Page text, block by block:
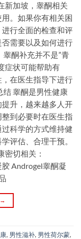
新加坡，睾酮相关
。如果你有相关困
行全面的检查和评
需要以及如何进行
酮补充并不是”青
症状可能帮助有
在医生指导下进行
结 睾酮是男性健康
升，越来越多人开
到必要时在医生指
科学的方式维持健
评估、合理干预。
密切相关：
Androgel睾酮凝
→
, 男性滋补, 男性荷尔蒙,